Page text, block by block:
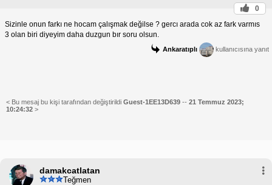
0
Sizinle onun farkı ne hocam çalışmak değilse ? gercı arada cok az fark varmıs
3 olan biri diyeyim daha duzgun bır soru olsun.
Ankaratıplı kullanıcısına yanıt
< Bu mesaj bu kişi tarafından değiştirildi Guest-1EE13D639 -- 21 Temmuz 2023;
10:24:32 >
damakcatlatan
Teğmen